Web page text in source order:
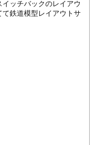
ッチバックのレイアウ
て鉄道模型レイアウトサ